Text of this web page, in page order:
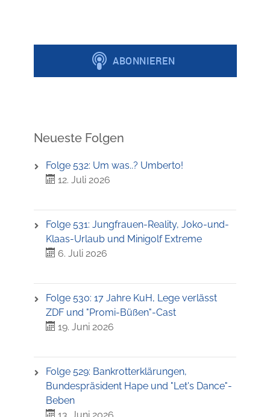
Neueste Folgen
Folge 532: Um was..? Umberto!
12. Juli 2026
Folge 531: Jungfrauen-Reality, Joko-und-
Klaas-Urlaub und Minigolf Extreme
6. Juli 2026
Folge 530: 17 Jahre KuH, Lege verlässt
ZDF und "Promi-Büßen"-Cast
19. Juni 2026
Folge 529: Bankrotterklärungen,
Bundespräsident Hape und "Let's Dance"-
Beben